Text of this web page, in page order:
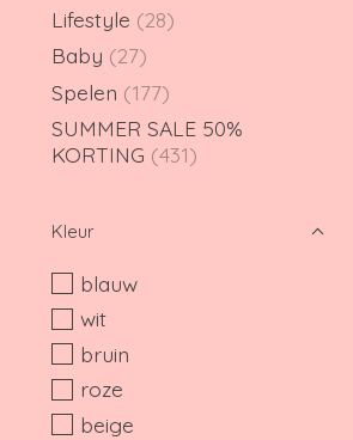
Lifestyle (28)
Baby (27)
Spelen (177)
SUMMER SALE 50%
KORTING (431)
Kleur
blauw
wit
bruin
roze
beige